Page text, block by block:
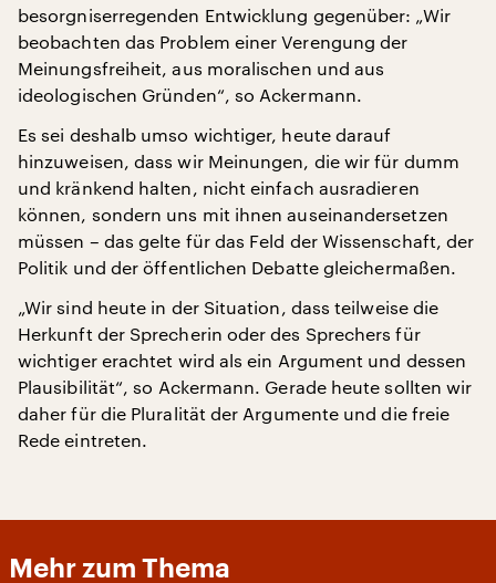
besorgniserregenden Entwicklung gegenüber: „Wir
beobachten das Problem einer Verengung der
Meinungsfreiheit, aus moralischen und aus
ideologischen Gründen“, so Ackermann.
Es sei deshalb umso wichtiger, heute darauf
hinzuweisen, dass wir Meinungen, die wir für dumm
und kränkend halten, nicht einfach ausradieren
können, sondern uns mit ihnen auseinandersetzen
müssen – das gelte für das Feld der Wissenschaft, der
Politik und der öffentlichen Debatte gleichermaßen.
„Wir sind heute in der Situation, dass teilweise die
Herkunft der Sprecherin oder des Sprechers für
wichtiger erachtet wird als ein Argument und dessen
Plausibilität“, so Ackermann. Gerade heute sollten wir
daher für die Pluralität der Argumente und die freie
Rede eintreten.
Mehr zum Thema